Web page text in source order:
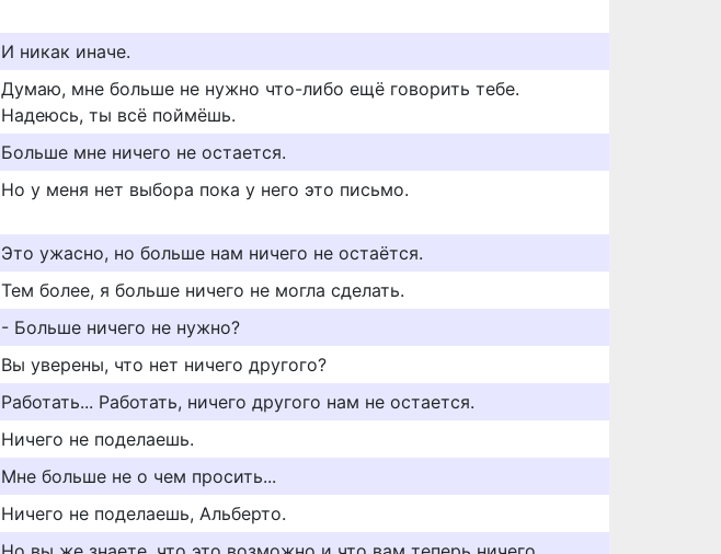
И никак иначе.
Думаю, мне больше не нужно что-либо ещё говорить тебе.
Надеюсь, ты всё поймёшь.
Больше мне ничего не остается.
Но у меня нет выбора пока у него это письмо.
Это ужасно, но больше нам ничего не остаётся.
Тем более, я больше ничего не могла сделать.
- Больше ничего не нужно?
Вы уверены, что нет ничего другого?
Работать... Работать, ничего другого нам не остается.
Ничего не поделаешь.
Мне больше не о чем просить...
Ничего не поделаешь, Альберто.